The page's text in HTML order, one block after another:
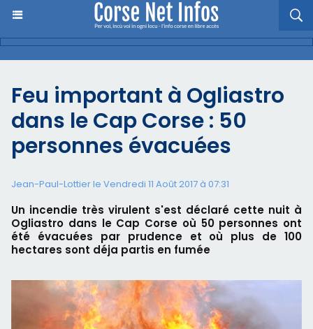
Feu important à Ogliastro
dans le Cap Corse : 50
personnes évacuées
Jean-Paul-Lottier le Vendredi 11 Août 2017 à 07:31
Un incendie très virulent s'est déclaré cette nuit à
Ogliastro dans le Cap Corse où 50 personnes ont
été évacuées par prudence et où plus de 100
hectares sont déja partis en fumée